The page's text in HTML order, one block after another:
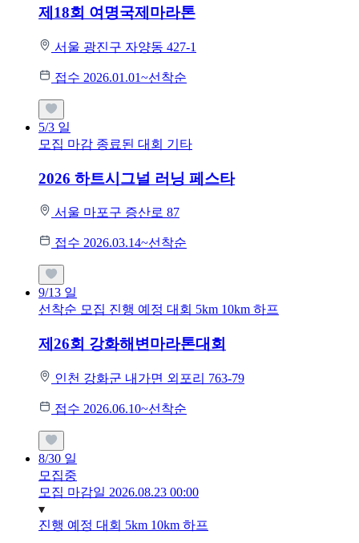
제18회 여명국제마라톤
서울 광진구 자양동 427-1
접수 2026.01.01~선착순
5/3 일
모집 마감 종료된 대회 기타
2026 하트시그널 러닝 페스타
서울 마포구 증산로 87
접수 2026.03.14~선착순
9/13 일
선착순 모집 진행 예정 대회 5km 10km 하프
제26회 강화해변마라톤대회
인천 강화군 내가면 외포리 763-79
접수 2026.06.10~선착순
8/30 일
모집중
모집 마감일 2026.08.23 00:00
진행 예정 대회 5km 10km 하프